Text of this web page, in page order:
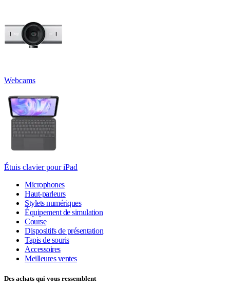
Webcams
Étuis clavier pour iPad
Microphones
Haut-parleurs
Stylets numériques
Équipement de simulation
Course
Dispositifs de présentation
Tapis de souris
Accessoires
Meilleures ventes
Des achats qui vous ressemblent